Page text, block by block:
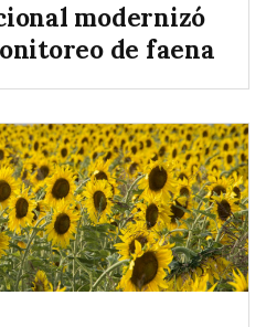
modernizó
de faena